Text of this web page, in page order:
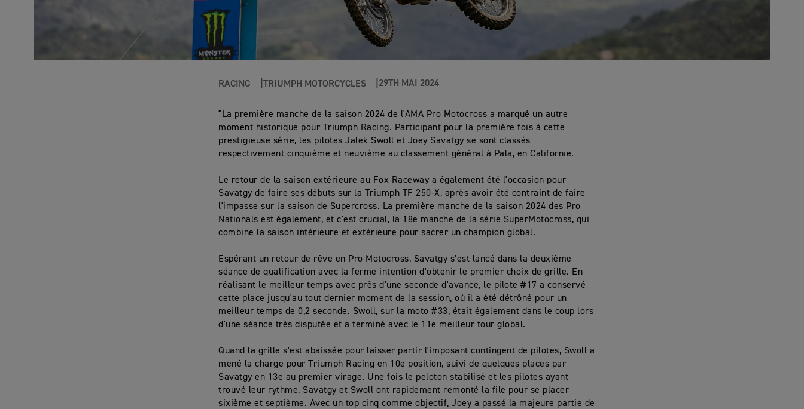
RACING TRIUMPH MOTORCYCLES 29TH MAI 2024
"La première manche de la saison 2024 de l'AMA Pro Motocross a marqué un autre
moment historique pour Triumph Racing. Participant pour la première fois à cette
prestigieuse série, les pilotes Jalek Swoll et Joey Savatgy se sont classés
respectivement cinquième et neuvième au classement général à Pala, en Californie.
Le retour de la saison extérieure au Fox Raceway a également été l'occasion pour
Savatgy de faire ses débuts sur la Triumph TF 250-X, après avoir été contraint de faire
l'impasse sur la saison de Supercross. La première manche de la saison 2024 des Pro
Nationals est également, et c'est crucial, la 18e manche de la série SuperMotocross, qui
combine la saison intérieure et extérieure pour sacrer un champion global.
Espérant un retour de rêve en Pro Motocross, Savatgy s'est lancé dans la deuxième
séance de qualification avec la ferme intention d'obtenir le premier choix de grille. En
réalisant le meilleur temps avec près d'une seconde d'avance, le pilote #17 a conservé
cette place jusqu'au tout dernier moment de la session, où il a été détrôné pour un
meilleur temps de 0,2 seconde. Swoll, sur la moto #33, était également dans le coup lors
d'une séance très disputée et a terminé avec le 11e meilleur tour global.
Quand la grille s'est abaissée pour laisser partir l'imposant contingent de pilotes, Swoll a
mené la charge pour Triumph Racing en 10e position, suivi de quelques places par
Savatgy en 13e au premier virage. Une fois le peloton stabilisé et les pilotes ayant
trouvé leur rythme, Savatgy et Swoll ont rapidement remonté la file pour se placer
sixième et septième. Avec un top cinq comme objectif, Joey a passé la majeure partie de